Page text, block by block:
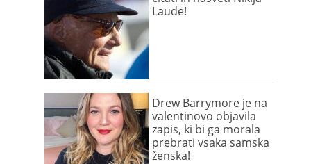
Laude!
Drew Barrymore je na
valentinovo objavila
zapis, ki bi ga morala
prebrati vsaka samska
ženska!